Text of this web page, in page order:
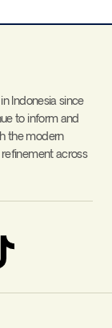
Indonesia since
to inform and
the modern
across